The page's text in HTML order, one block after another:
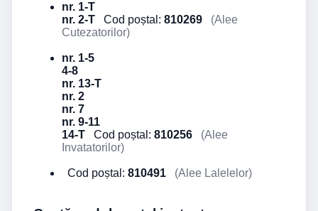
nr. 1-T
nr. 2-T Cod poștal: 810269
(Alee
Cutezatorilor)
nr. 1-5
4-8
nr. 13-T
nr. 2
nr. 7
nr. 9-11
14-T Cod poștal: 810256
(Alee
Invatatorilor)
Cod poștal: 810491 (Alee Lalelelor)